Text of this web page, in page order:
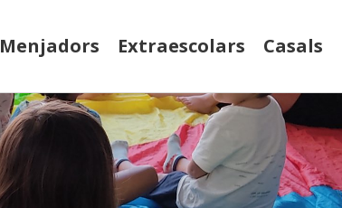
Menjadors Extraescolars Casals